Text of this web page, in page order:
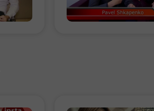
Buka Akaun
Demo